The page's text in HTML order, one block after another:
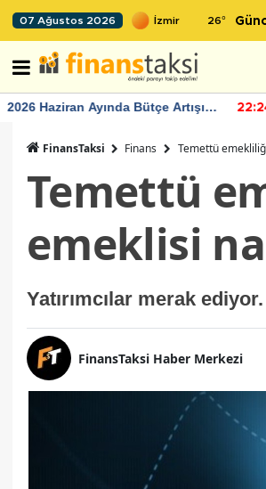
07 Ağustos 2026 26°
TCMB'nin rezervlerinde artan
FinansTaksi Finans Temettü
Temettü
emeklisi
Yatırımcılar merak
FinansTaksi Haber Merkezi